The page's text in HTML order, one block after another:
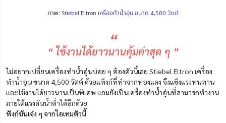
ภาพ:Stiebel Eltron เครื่องทำน้ำอุ่น ขนาด 4,500 วัตต์
“
“ ใช้งานได้ยาวนานคุ้มค่าสุด ๆ ”
ไม่อยากเปลี่ยนเครื่องทำน้ำอุ่นบ่อย ๆ ต้องตัวนี้เลย Stiebel Eltron เครื่อง
ทำน้ำอุ่น ขนาด 4,500 วัตต์ ด้วยแท็งก์ที่ทำจากทองแดง จึงแข็งแรงทนทาน
และใช้งานได้ยาวนานเป็นพิเศษ แถมยังเป็นเครื่องทำน้ำอุ่นที่สามารถทำงาน
ภายใต้แรงดันน้ำต่ำได้อีกด้วย
ฟังก์ชันเจ๋ง ๆ จากไอเทมตัวนี้